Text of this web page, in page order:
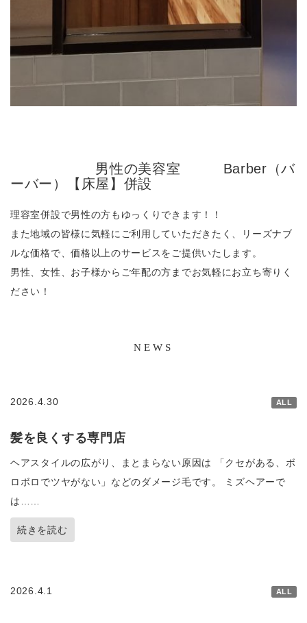
男性の美容室 Barber（バ
ーバー）【床屋】併設
理容室併設で男性の方もゆっくりできます！！
また地域の皆様に気軽にご利用していただきたく、リーズナブ
ルな価格で、価格以上のサービスをご提供いたします。
男性、女性、お子様からご年配の方までお気軽にお立ち寄りく
ださい！
NEWS
2026.4.30 ALL
髪を良くする専門店
ヘアスタイルの広がり、まとまらない原因は 「クセがある、ボ
ロボロでツヤがない」などのダメージ毛です。 ミズヘアーで
は……
続きを読む
2026.4.1 ALL